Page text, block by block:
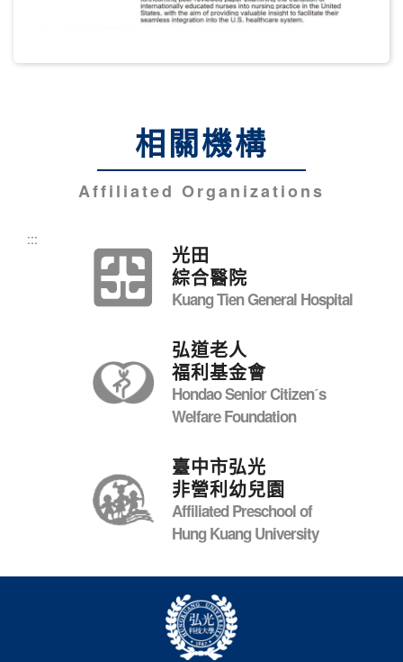
相關機構
Affiliated Organizations
:::
光田
綜合醫院
Kuang Tien General Hospital
弘道老人
福利基金會
Hondao Senior Citizenˊs
Welfare Foundation
臺中市弘光
非營利幼兒園
Affiliated Preschool of
Hung Kuang University